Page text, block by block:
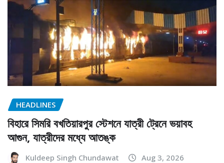
HEADLINES
বিহারে সিমরি বখতিয়ারপুর স্টেশনে যাত্রী ট্রেনে ভয়াবহ
আগুন, যাত্রীদের মধ্যে আতঙ্ক
Kuldeep Singh Chundawat Aug 3, 2026